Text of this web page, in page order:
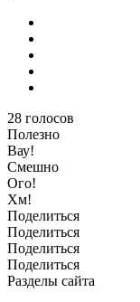
28 голосов
Полезно
Вау!
Смешно
Ого!
Хм!
Поделиться
Поделиться
Поделиться
Поделиться
Разделы сайта